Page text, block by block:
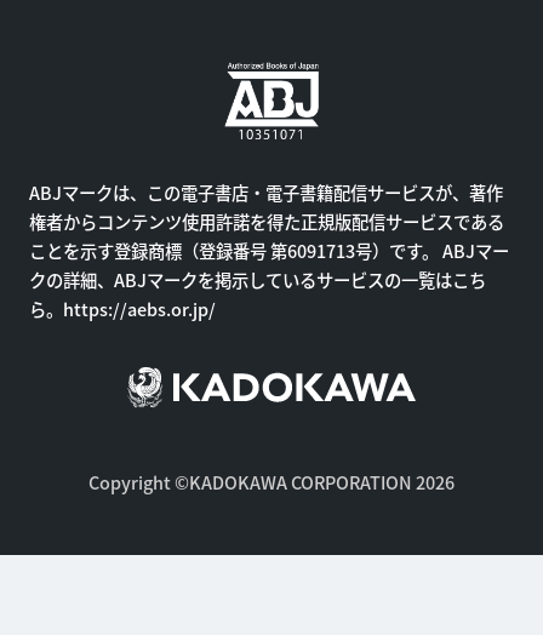
ABJマークは、この電子書店・電子書籍配信サービスが、著作
権者からコンテンツ使用許諾を得た正規版配信サービスである
ことを示す登録商標（登録番号 第6091713号）です。 ABJマー
クの詳細、ABJマークを掲示しているサービスの一覧はこち
ら。 https://aebs.or.jp/
Copyright ©KADOKAWA CORPORATION 2026